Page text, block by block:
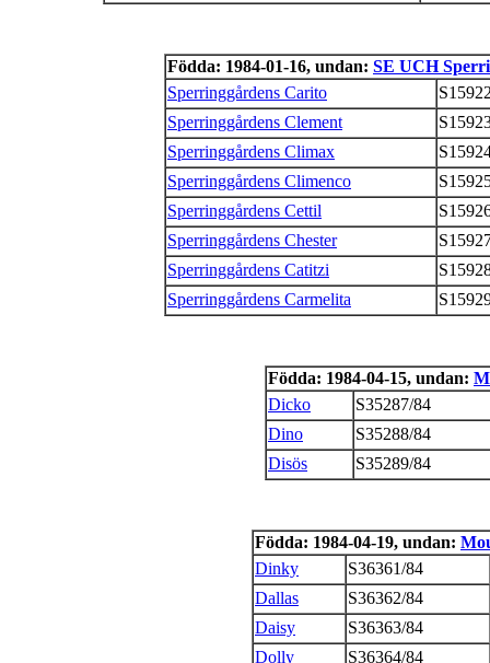
Födda: 1984-01-16, undan: SE UCH
Sperringgårdens Carito
Sperringgårdens Clement
Sperringgårdens Climax
Sperringgårdens Climenco
Sperringgårdens Cettil
Sperringgårdens Chester
Sperringgårdens Catitzi
Sperringgårdens Carmelita
Födda: 1984-04-15, undan:
Dicko
S35287/84
Dino
S35288/84
Disös
S35289/84
Födda: 1984-04-19, undan:
Dinky
S36361/84
Dallas
S36362/84
Daisy
S36363/84
Dolly
S36364/84